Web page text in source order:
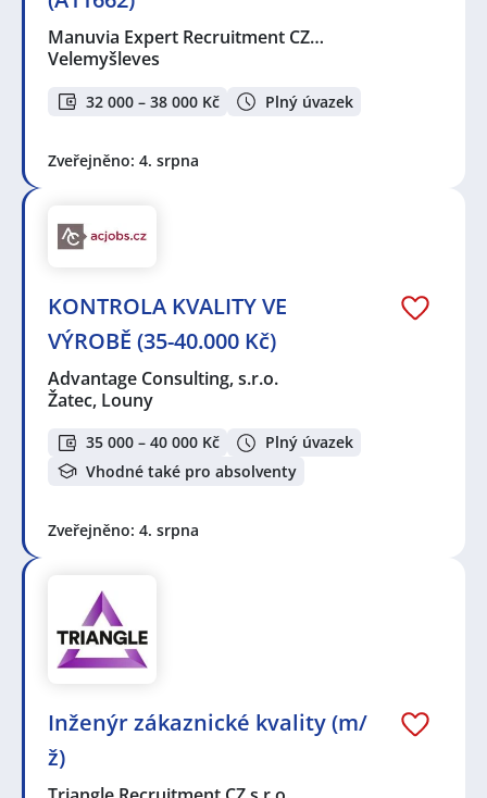
Manuvia Expert Recruitment CZ…
Velemyšleves
32 000 – 38 000 Kč Plný úvazek
Zveřejněno: 4. srpna
KONTROLA KVALITY VE
VÝROBĚ (35-40.000 Kč)
Advantage Consulting, s.r.o.
Žatec, Louny
35 000 – 40 000 Kč
Plný úvazek
Vhodné také pro absolventy
Zveřejněno: 4. srpna
Inženýr zákaznické kvality (m/
ž)